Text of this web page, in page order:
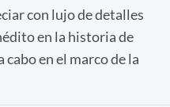
con lujo de detalles
en la historia de
cabo en el marco de la